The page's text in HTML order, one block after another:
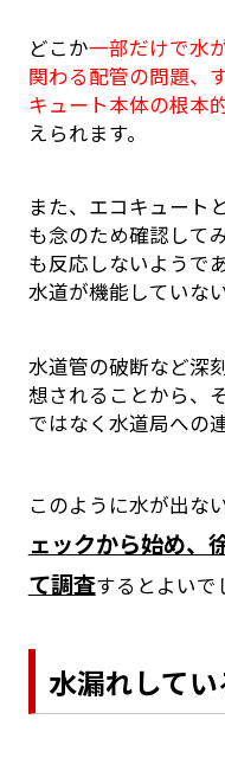
どこか一部だけで水
関わる配管の問題、
キュート本体の根本
えられます。
また、エコキュート
も念のため確認して
も反応しないようで
水道が機能していな
水道管の破断など深
想されることから、
ではなく水道局への
このように水が出な
ェックから始め、
て調査するとよいで
水漏れしてい